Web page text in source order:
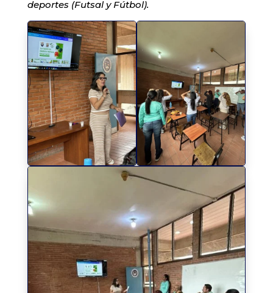
deportes (Futsal y Fútbol).